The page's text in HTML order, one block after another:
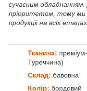
сучасним обладнанням.
пріоритетом, тому ми
продукції на всіх
Тканина:
Туреччина)
Склад: бавовна
Колір: бордовий